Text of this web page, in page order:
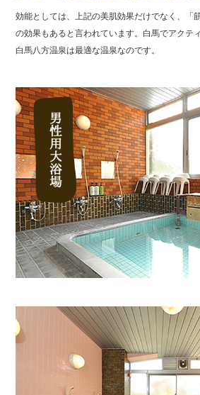
効能としては、上記の美肌効果だけでなく、「
の効果もあると言われています。白馬でアクテ
白馬八方温泉は最適な温泉なのです。